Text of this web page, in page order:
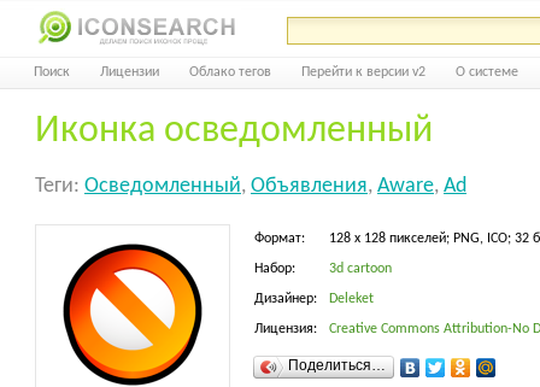
Поиск Лицензии Облако тегов Перейти к версии v2 О системе
Иконка осведомленный
Теги: Осведомленный, Объявления, Aware, Ad
Формат: 128 x 128 пикселей; PNG, ICO; 32
Набор: 3d cartoon
Дизайнер: Deleket
Лицензия: Creative Commons Attribution-No
Поделиться…